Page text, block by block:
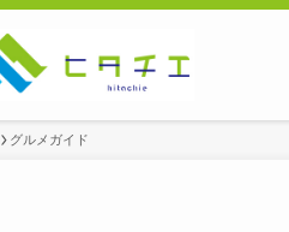
グルメガイド